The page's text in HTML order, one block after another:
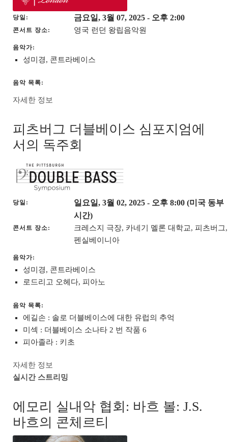
당일 금요일, 3월 07, 2025 - 오후 2:00
콘서트 장소 영국 런던 왕립음악원
음악가:
성미경, 콘트라베이스
음악 목록:
자세한 정보
피츠버그 더블베이스 심포지엄에
서의 독주회
당일 일요일, 3월 02, 2025 - 오후 8:00 (미국 동부
시간)
콘서트 장소
크레스지 극장, 카네기 멜론 대학교, 피츠버그,
펜실베이니아
음악가:
성미경, 콘트라베이스
로드리고 오헤다, 피아노
음악 목록:
에길손 : 솔로 더블베이스에 대한 유럽의 추억
미섹 : 더블베이스 소나타 2 번 작품 6
피아졸라 : 키초
자세한 정보
실시간 스트리밍
에모리 실내악 협회: 바흐 볼: J.S.
바흐의 콘체르티